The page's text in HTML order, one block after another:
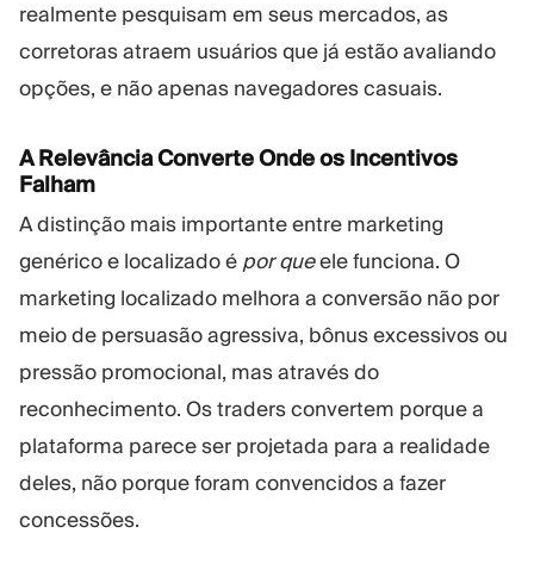
realmente pesquisam em seus mercados, as
corretoras atraem usuários que já estão avaliando
opções, e não apenas navegadores casuais.
A Relevância Converte Onde os Incentivos
Falham
A distinção mais importante entre marketing
genérico e localizado é por queele funciona. O
marketing localizado melhora a conversão não por
meio de persuasão agressiva, bônus excessivos ou
pressão promocional, mas através do
reconhecimento. Os traders convertem porque a
plataforma parece ser projetada para a realidade
deles, não porque foram convencidos a fazer
concessões.